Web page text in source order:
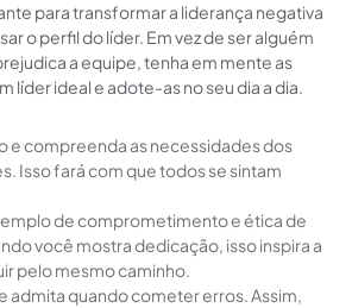
para transformar a liderança negativa
o perfil do líder. Em vez de ser alguém
a equipe, tenha em mente as
líder ideal e adote-as no seu dia a dia.
e compreenda as necessidades dos
Isso fará com que todos se sintam
de comprometimento e ética de
você mostra dedicação, isso inspira a
pelo mesmo caminho.
admita quando cometer erros. Assim,